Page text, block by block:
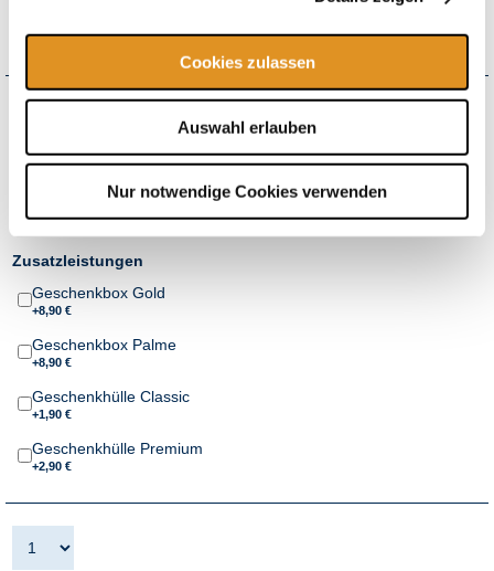
Cookies zulassen
Auswahl erlauben
Nur notwendige Cookies verwenden
flexibel einlösbar*
+4,50 € Versandkosten pro Bestellung
Print@Home
Zusatzleistungen
Geschenkbox Gold
+8,90 €
Geschenkbox Palme
+8,90 €
Geschenkhülle Classic
+1,90 €
Geschenkhülle Premium
+2,90 €